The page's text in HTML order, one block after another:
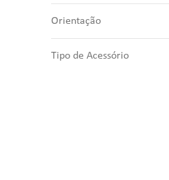
Orientação
Tipo de Acessório